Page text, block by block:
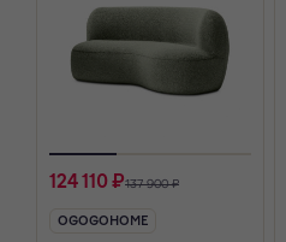
124 110 ₽137 900 ₽
OGOGOHOME